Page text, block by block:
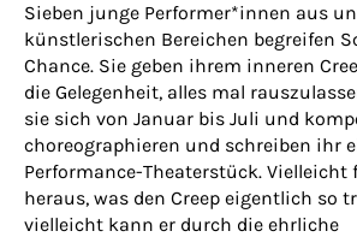
Sieben junge Performer*innen aus
künstlerischen Bereichen begreifen
Chance. Sie geben ihrem inneren
die Gelegenheit, alles mal
sie sich von Januar bis Juli und
choreographieren und schreiben ihr
Performance-Theaterstück. Vielleicht
heraus, was den Creep eigentlich so
vielleicht kann er durch die ehrliche